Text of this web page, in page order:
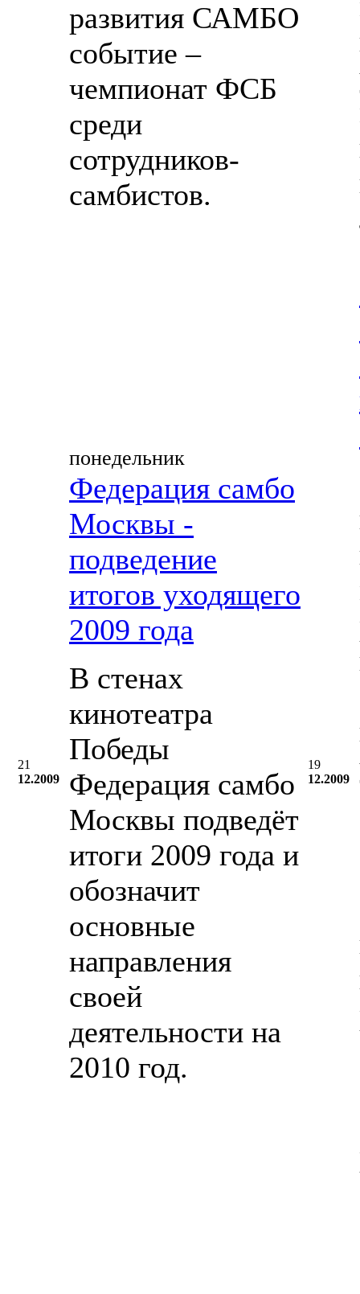
развития САМБО
событие –
чемпионат ФСБ
среди
сотрудников-
самбистов.
21
12.2009
понедельник
Федерация самбо
Москвы -
подведение
итогов уходящего
2009 года
В стенах
кинотеатра
Победы
Федерация самбо
Москвы подведёт
итоги 2009 года и
обозначит
основные
направления
своей
деятельности на
2010 год.
19
12.2009